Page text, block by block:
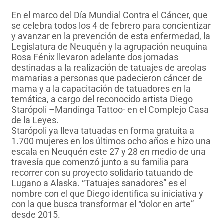
En el marco del Día Mundial Contra el Cáncer, que
se celebra todos los 4 de febrero para concientizar
y avanzar en la prevención de esta enfermedad, la
Legislatura de Neuquén y la agrupación neuquina
Rosa Fénix llevaron adelante dos jornadas
destinadas a la realización de tatuajes de areolas
mamarias a personas que padecieron cáncer de
mama y a la capacitación de tatuadores en la
temática, a cargo del reconocido artista Diego
Starópoli –Mandinga Tattoo- en el Complejo Casa
de la Leyes.
Starópoli ya lleva tatuadas en forma gratuita a
1.700 mujeres en los últimos ocho años e hizo una
escala en Neuquén este 27 y 28 en medio de una
travesía que comenzó junto a su familia para
recorrer con su proyecto solidario tatuando de
Lugano a Alaska. “Tatuajes sanadores” es el
nombre con el que Diego identifica su iniciativa y
con la que busca transformar el “dolor en arte”
desde 2015.